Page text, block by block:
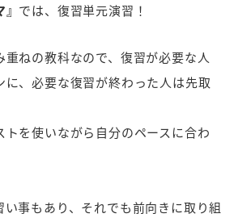
では、復習単元演習！
重ねの教科なので、復習が必要な人
に、必要な復習が終わった人は先取
トを使いながら自分のペースに合わ
い事もあり、それでも前向きに取り組